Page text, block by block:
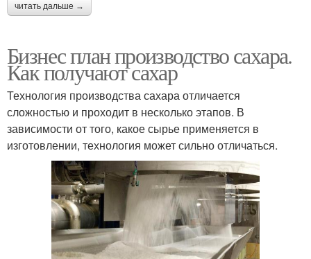
читать дальше →
Бизнес план производство сахара.
Как получают сахар
Технология производства сахара отличается
сложностью и проходит в несколько этапов. В
зависимости от того, какое сырье применяется в
изготовлении, технология может сильно отличаться.